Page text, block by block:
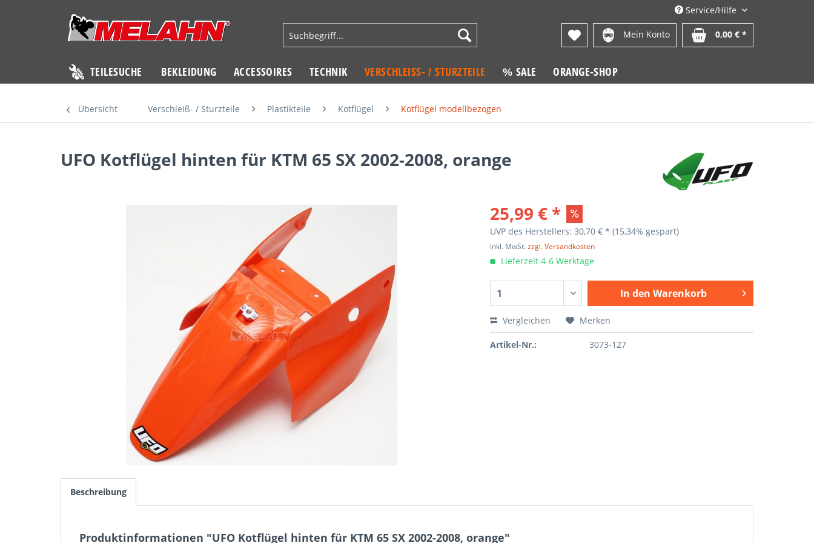
Service/Hilfe
Mein Konto 0,00 € *
TEILESUCHE BEKLEIDUNG ACCESSOIRES TECHNIK VERSCHLEISS- / STURZTEILE % SALE ORANGE-SHOP
Übersicht Verschleiß- / Sturzteile Plastikteile Kotflügel Kotflügel modellbezogen
UFO Kotflügel hinten für KTM 65 SX 2002-2008, orange
25,99 € *
UVP des Herstellers: 30,70 € *(15,34% gespart)
inkl. MwSt.zzgl. Versandkosten
Lieferzeit 4-6 Werktage
In den Warenkorb
Vergleichen Merken
Artikel-Nr.: 3073-127
Beschreibung
Produktinformationen "UFO Kotflügel hinten für KTM 65 SX 2002-2008, orange"